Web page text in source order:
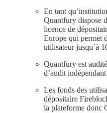
En tant
Quantfury dispose
licence de
Europe qui permet
utilisateur jusqu’à
Quantfury est
d’audit
Les fonds des
dépositaire
la plateforme donc